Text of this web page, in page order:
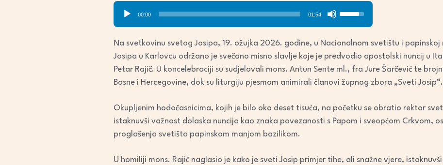
Audio
Player
00:00 01:54
Use
Up/Down
increase
decrease
Na svetkovinu svetog Josipa, 19. ožujka 2026. godine, u Nacionalnom svetištu i
Josipa u Karlovcu održano je svečano misno slavlje koje je predvodio apostolski nuncij u
Petar Rajič. U koncelebraciji su sudjelovali mons. Antun Sente ml., fra Jure Šarčević te
Bosne i Hercegovine, dok su liturgiju pjesmom animirali članovi župnog zbora „Sveti Josip“.
Okupljenim hodočasnicima, kojih je bilo oko deset tisuća, na početku se obratio rektor
istaknuvši važnost dolaska nuncija kao znaka povezanosti s Papom i sveopćom Crkvom,
proglašenja svetišta papinskom manjom bazilikom.
U homiliji mons. Rajič naglasio je kako je sveti Josip primjer tihe, ali snažne vjere,